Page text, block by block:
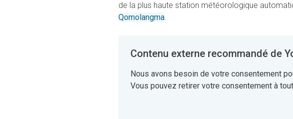
de la plus haute station météorologique
Qomolangma.
Contenu externe recommandé de
Nous avons besoin de votre consentement
Vous pouvez retirer votre consentement à